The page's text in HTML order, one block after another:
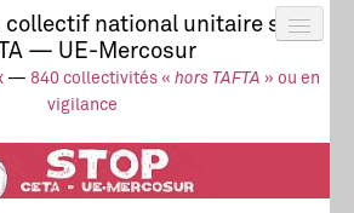
national unitaire stop
— UE-Mercosur
— 840 collectivités « hors TAFTA » ou en
vigilance
UE-Mercosur
!
TAFTA
CETA
Collectif